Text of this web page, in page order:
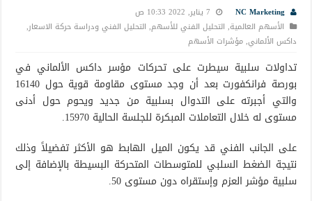
NC Marketing
7 يناير, 2022 10:33 ص
الأسهم العالمية, التحليل الفني للأسهم, التحليل الفني ودراسة حركة الاسعار,
داكس الألماني,مؤشرات الأسهم
تداولات سلبية سيطرت على تحركات مؤسر داكس الألماني في
بورصة فرانكفورت بعد أن وجد مستوى مقاومة قوية حول 16140
والتي أجبرته على التدوال بسلبية من جديد ويحوم حول أدنى
مستوى له خلال التعاملات المبكرة للجلسة الحالية 15970.
على الجانب الفني قد يكون الميل الهابط هو الأكثر تفضيلاً وذلك
نتيجة الضغط السلبي للمتوسطات المتحركة البسيطة بالإضافة إلى
سلبية مؤشر العزم وإستقراه دون مستوى 50.